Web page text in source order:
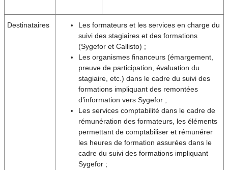
Destinataires
Les formateurs et les services en charge du
suivi des stagiaires et des formations
(Sygefor et Callisto) ;
Les organismes financeurs (émargement,
preuve de participation, évaluation du
stagiaire, etc.) dans le cadre du suivi des
formations impliquant des remontées
d’information vers Sygefor ;
Les services comptabilité dans le cadre de
rémunération des formateurs, les éléments
permettant de comptabiliser et rémunérer
les heures de formation assurées dans le
cadre du suivi des formations impliquant
Sygefor ;